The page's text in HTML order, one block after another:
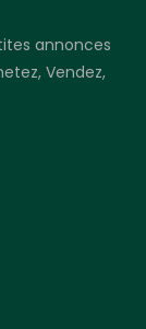
annonces
Vendez,